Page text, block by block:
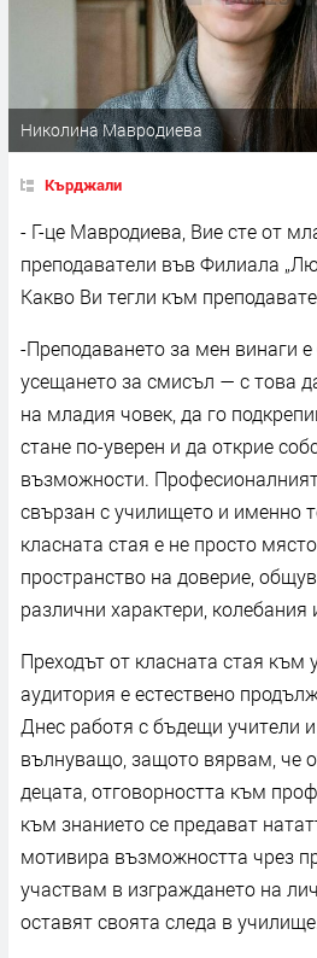
Николина Мавродиева
Кърджали
- Г-це Мавродиева, Вие сте от
преподаватели във Филиала
Какво Ви тегли към
-Преподаването за мен винаги
усещането за смисъл — с това
на младия човек, да го
стане по-уверен и да открие
възможности.
свързан с училището и именно
класната стая е не просто
пространство на доверие,
различни характери, колебания
Преходът от класната стая към
аудитория е естествено
Днес работя с бъдещи учители
вълнуващо, защото вярвам, че
децата, отговорността към
към знанието се предават
мотивира възможността чрез
участвам в изграждането на
оставят своята следа в